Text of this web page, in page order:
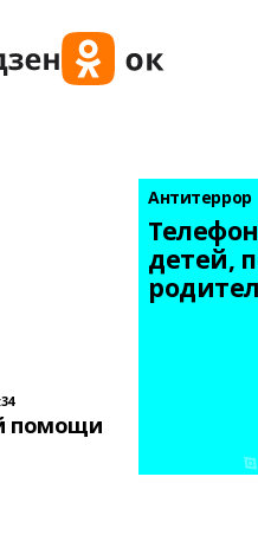
помощи
Антитеррор
детей,